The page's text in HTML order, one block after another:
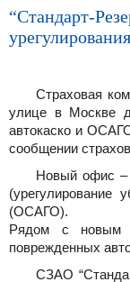
“Стандарт-
Страховая
улице в Москве
автокаско и
сообщении
Новый офис –
(ОСАГО).
Рядом с новым
поврежденных
СЗАО